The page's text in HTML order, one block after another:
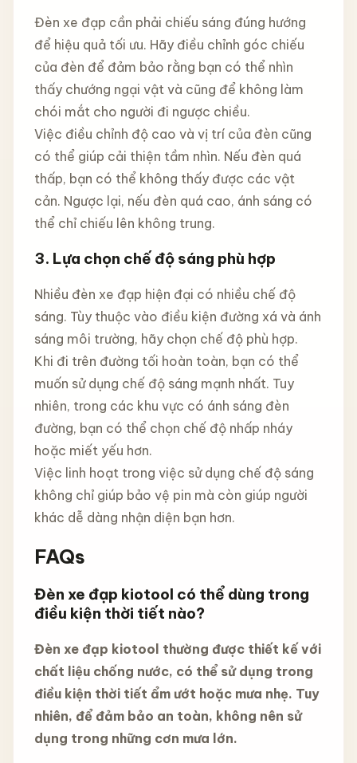
Đèn xe đạp cần phải chiếu sáng đúng hướng
để hiệu quả tối ưu. Hãy điều chỉnh góc chiếu
của đèn để đảm bảo rằng bạn có thể nhìn
thấy chướng ngại vật và cũng để không làm
chói mắt cho người đi ngược chiều.
Việc điều chỉnh độ cao và vị trí của đèn cũng
có thể giúp cải thiện tầm nhìn. Nếu đèn quá
thấp, bạn có thể không thấy được các vật
cản. Ngược lại, nếu đèn quá cao, ánh sáng có
thể chỉ chiếu lên không trung.
3. Lựa chọn chế độ sáng phù hợp
Nhiều đèn xe đạp hiện đại có nhiều chế độ
sáng. Tùy thuộc vào điều kiện đường xá và ánh
sáng môi trường, hãy chọn chế độ phù hợp.
Khi đi trên đường tối hoàn toàn, bạn có thể
muốn sử dụng chế độ sáng mạnh nhất. Tuy
nhiên, trong các khu vực có ánh sáng đèn
đường, bạn có thể chọn chế độ nhấp nháy
hoặc miết yếu hơn.
Việc linh hoạt trong việc sử dụng chế độ sáng
không chỉ giúp bảo vệ pin mà còn giúp người
khác dễ dàng nhận diện bạn hơn.
FAQs
Đèn xe đạp kiotool có thể dùng trong
điều kiện thời tiết nào?
Đèn xe đạp kiotool thường được thiết kế với
chất liệu chống nước, có thể sử dụng trong
điều kiện thời tiết ẩm ướt hoặc mưa nhẹ. Tuy
nhiên, để đảm bảo an toàn, không nên sử
dụng trong những cơn mưa lớn.